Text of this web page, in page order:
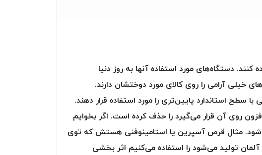
دستگاه‌های مورد استفاده آنها به روز دنیا
عمر دارند. این دستگاه‌ها گام‌های خیلی آرامی را روی کالای مورد دوختشان دارند.
سطح استاندارد پایین‌تری را مورد استفاده قرار دهند.
روی آن قرار می‌گیرد را حذف کرده است. اگر بخوایم
مثال قرص آسپرین یا استامینوفنی هستش که توی
تولید می‌شود را استفاده می‌کنیم اثر بخشی